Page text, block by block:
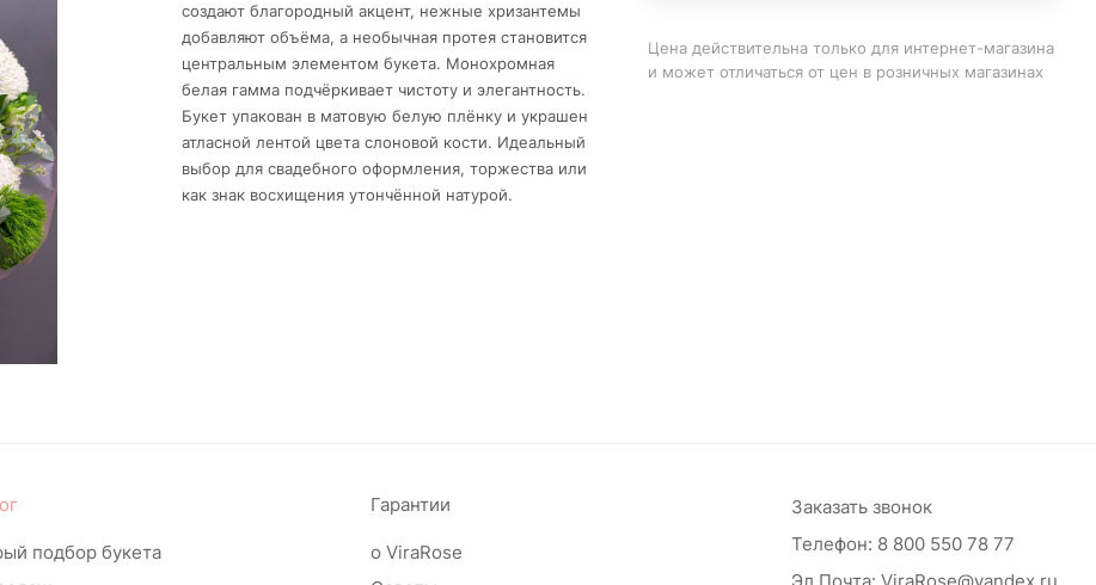
создают благородный акцент, нежные хризантемы
добавляют объёма, а необычная протея становится
центральным элементом букета. Монохромная
белая гамма подчёркивает чистоту и элегантность.
Букет упакован в матовую белую плёнку и украшен
атласной лентой цвета слоновой кости. Идеальный
выбор для свадебного оформления, торжества или
как знак восхищения утончённой натурой.
Цена действительна только для интернет-магазина
и может отличаться от цен в розничных магазинах
подбор букета
Гарантии
о ViraRose
Заказать звонок
Телефон: 8 800 550 78 77